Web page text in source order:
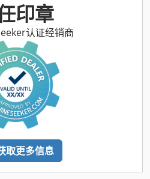
印章
认证经销商
取更多信息